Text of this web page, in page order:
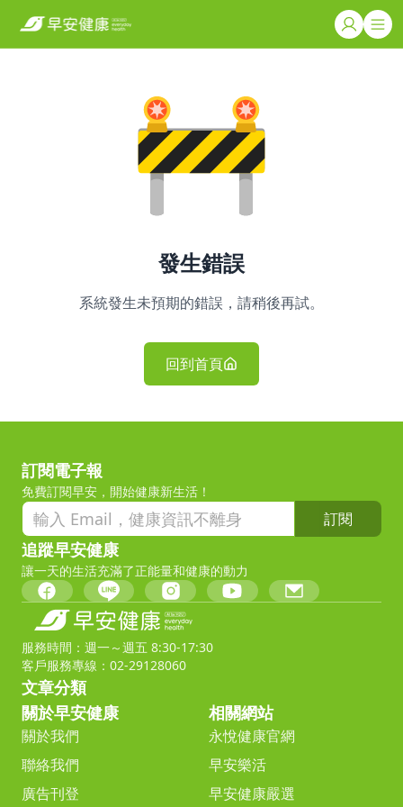
發生錯誤
系統發生未預期的錯誤，請稍後再試。
回到首頁
訂閱電子報
免費訂閱早安，開始健康新生活！
訂閱
追蹤早安健康
讓一天的生活充滿了正能量和健康的動力
服務時間：週一～週五 8:30-17:30
客戶服務專線：02-29128060
文章分類
關於早安健康
關於我們
聯絡我們
廣告刊登
相關網站
永悅健康官網
早安樂活
早安健康嚴選